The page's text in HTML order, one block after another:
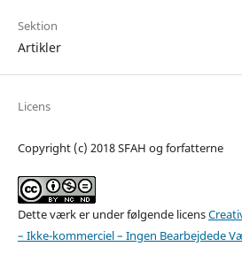
Sektion
Artikler
Licens
Copyright (c) 2018 SFAH og forfatterne
Dette værk er under følgende licens
– Ikke-kommerciel – Ingen Bearbejdede